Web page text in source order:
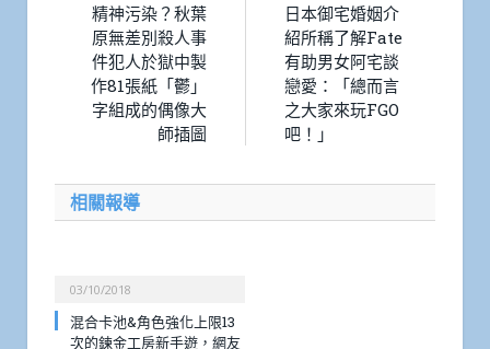
精神污染？秋葉
原無差別殺人事
件犯人於獄中製
作81張紙「鬱」
字組成的偶像大
師插圖
日本御宅婚姻介
紹所稱了解Fate
有助男女阿宅談
戀愛：「總而言
之大家來玩FGO
吧！」
相關報導
03/10/2018
混合卡池&角色強化上限13
次的鍊金工房新手遊，網友